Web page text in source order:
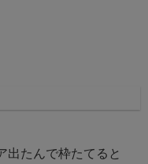
出たんで枠たてると